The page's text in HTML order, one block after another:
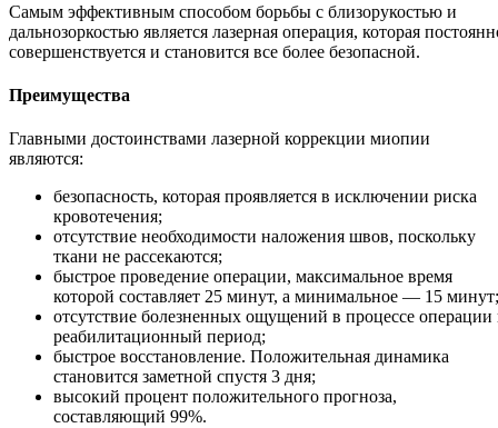
Самым эффективным способом борьбы с близорукостью и
дальнозоркостью является лазерная операция, которая
совершенствуется и становится все более безопасной.
Преимущества
Главными достоинствами лазерной коррекции миопии
являются:
безопасность, которая проявляется в исключении риска
кровотечения;
отсутствие необходимости наложения швов, поскольку
ткани не рассекаются;
быстрое проведение операции, максимальное время
которой составляет 25 минут, а минимальное — 15 минут;
отсутствие болезненных ощущений в процессе операции
реабилитационный период;
быстрое восстановление. Положительная динамика
становится заметной спустя 3 дня;
высокий процент положительного прогноза,
составляющий 99%.